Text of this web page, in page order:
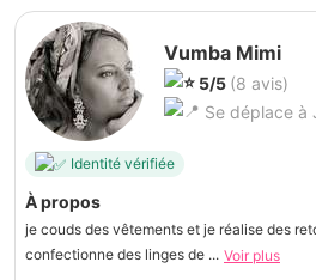
Vumba Mimi
5/5 (8 avis)
Se déplace à
Identité vérifiée
À propos
je couds des vêtements et je réalise des
confectionne des linges de ... Voir plus